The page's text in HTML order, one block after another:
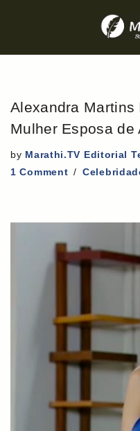
to
Alexandra Martins
Mulher Esposa de
by Marathi.TV Editorial
1 Comment